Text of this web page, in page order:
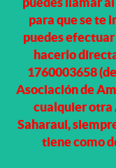
para que se te
puedes
hacerlo
1760003658
Asociación de
cualquier otra
Saharaui,
tiene como